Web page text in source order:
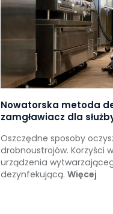
Nowatorska metoda
zamgławiacz dla
Oszczędne sposoby
drobnoustrojów. Korzyści
urządzenia
dezynfekującą. Więcej